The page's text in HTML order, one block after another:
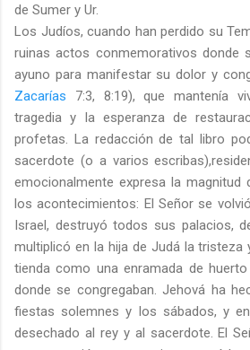
de Sumer y Ur.
Los Judíos, cuando han perdido su
ruinas actos conmemorativos donde
ayuno para manifestar su dolor y
Zacarías 7:3, 8:19), que mantenía
tragedia y la esperanza de
profetas. La redacción de tal libro
sacerdote (o a varios
emocionalmente expresa la
los acontecimientos: El Señor se
Israel, destruyó todos sus palacios,
multiplicó en la hija de Judá la tristeza
tienda como una enramada de
donde se congregaban. Jehová ha
fiestas solemnes y los sábados, y
desechado al rey y al sacerdote. El